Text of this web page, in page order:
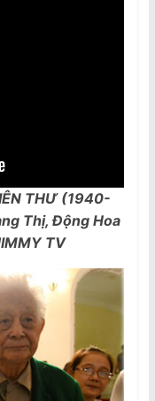
THƯ (1940-
Thị, Động Hoa
TV